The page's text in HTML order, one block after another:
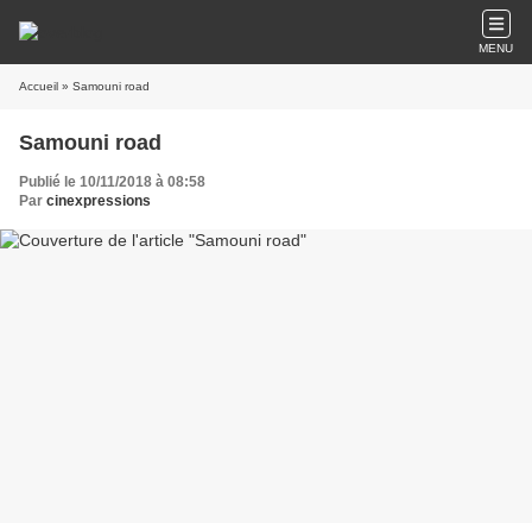
MENU
Accueil » Samouni road
Samouni road
Publié le 10/11/2018 à 08:58
Par cinexpressions